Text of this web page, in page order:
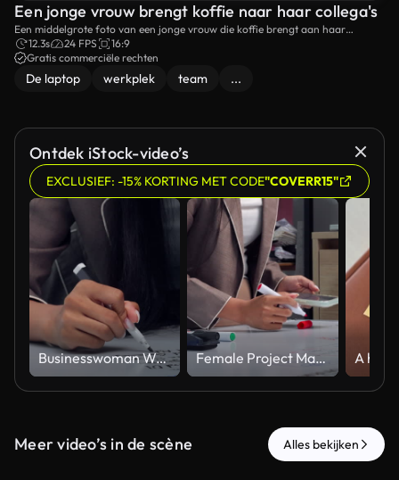
Een jonge vrouw brengt koffie naar haar collega's
Een middelgrote foto van een jonge vrouw die koffie brengt aan haar
collega.
12.3s 24 FPS
16:9
Gratis commerciële rechten
De laptop werkplek team ...
Ontdek iStock-video’s
EXCLUSIEF: -15% KORTING MET CODE"COVERR15"
Businesswoman Writing Project Plan on Whiteboard During Team Strategy Meeting Female Project Manager Updating Business Workflow on Whiteboard While Using Mobile Phone
Meer video’s in de scène Alles bekijken